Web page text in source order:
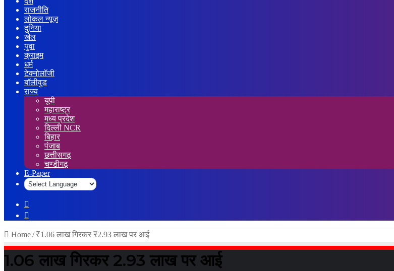
राजनीति
लोकल न्यूज़
दुनिया
खेल
युवा
क्राइम
धर्म
टेक्नोलॉजी
बॉलीवुड
राज्य
यूपी
महाराष्ट्र
मध्य प्रदेश
दिल्ली NCR
बिहार
पंजाब
छत्तीसगढ़
चण्डीगढ़
E-Paper
In
Home/ ₹1.06 लाख गिरकर ₹2.93 लाख पर आई
₹1.06 लाख गिरकर ₹2.93 लाख पर आई